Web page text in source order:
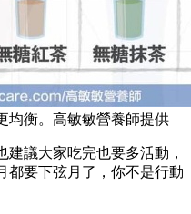
均衡。高敏敏營養師提供
議大家吃完也要多活動，
都要下弦月了，你不是行動